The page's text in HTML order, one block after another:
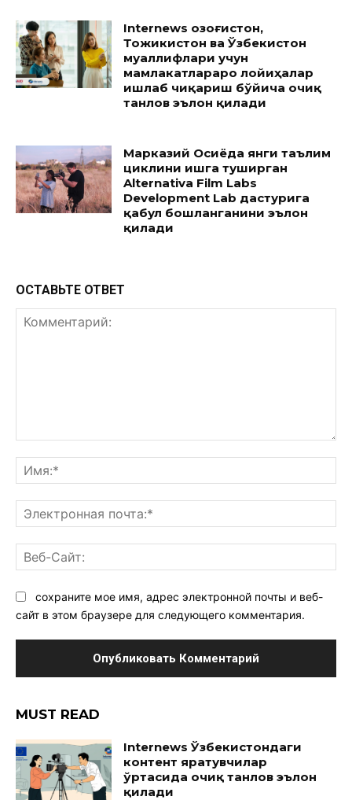
Internews Қозоғистон,
Тожикистон ва Ўзбекистон
муаллифлари учун
мамлакатлараро лойиҳалар
ишлаб чиқариш бўйича очиқ
танлов эълон қилади
Марказий Осиёда янги таълим
циклини ишга туширган
Alternativa Film Labs
Development Lab дастурига
қабул бошланганини эълон
қилади
ОСТАВЬТЕ ОТВЕТ
сохраните мое имя, адрес электронной почты и веб-
сайт в этом браузере для следующего комментария.
MUST READ
Internews Ўзбекистондаги
контент яратувчилар
ўртасида очиқ танлов эълон
қилади